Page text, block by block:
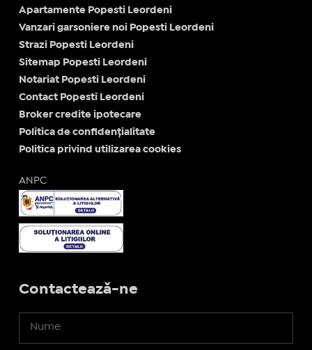
Apartamente Popesti Leordeni
Vanzari garsoniere noi Popesti Leordeni
Strazi Popesti Leordeni
Sitemap Popesti Leordeni
Notariat Popesti Leordeni
Contact Popesti Leordeni
Broker credite ipotecare
Politica de confidențialitate
Politica privind utilizarea cookies
ANPC
Contactează-ne